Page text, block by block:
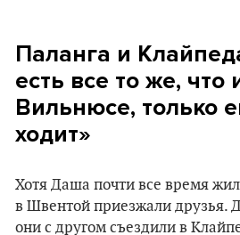
Паланга и
есть все то же, что
Вильнюсе, только
ходит»
Хотя Даша почти все время
в Швентой приезжали друзья.
они с другом съездили в